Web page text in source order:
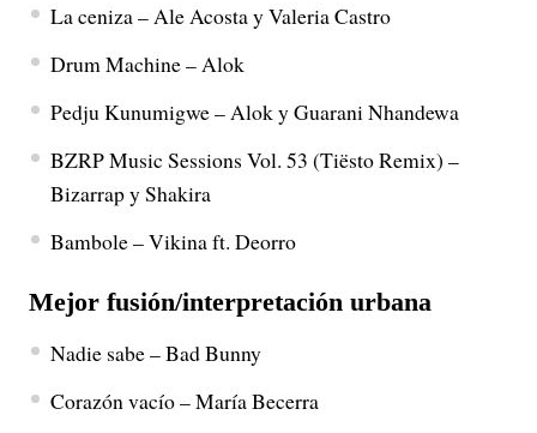
La ceniza – Ale Acosta y Valeria Castro
Drum Machine – Alok
Pedju Kunumigwe – Alok y Guarani Nhandewa
BZRP Music Sessions Vol. 53 (Tiësto Remix) –
Bizarrap y Shakira
Bambole – Vikina ft. Deorro
Mejor fusión/interpretación urbana
Nadie sabe – Bad Bunny
Corazón vacío – María Becerra